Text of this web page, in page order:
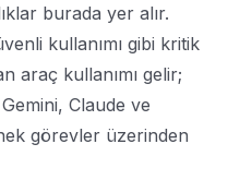
burada yer alır.
kullanımı gibi kritik
araç kullanımı gelir;
Claude ve
görevler üzerinden